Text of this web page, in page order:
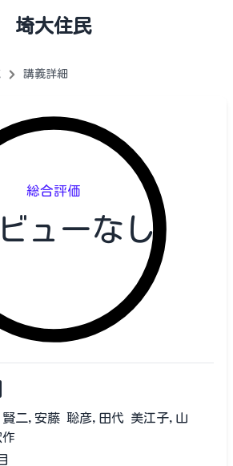
埼大住民
講義詳細
総合評価
ューなし
二,安藤 聡彦,田代 美江子,山